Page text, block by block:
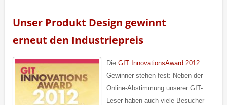
Unser Produkt Design gewinnt
erneut den Industriepreis
Die GIT InnovationsAward 2012
Gewinner stehen fest: Neben der
Online-Abstimmung unserer GIT-
Leser haben auch viele Besucher